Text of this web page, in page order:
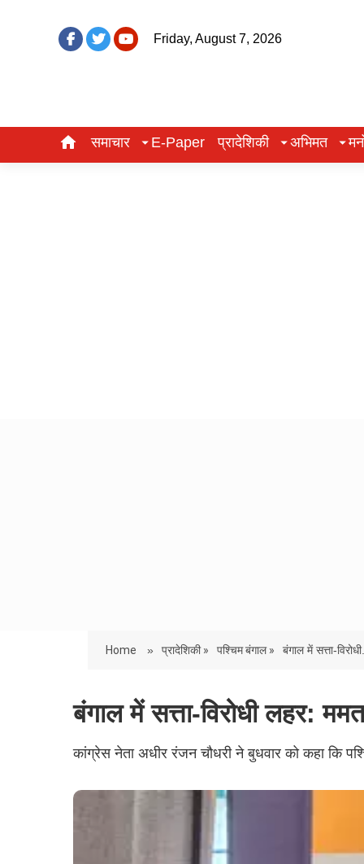
Friday, August 7, 2026
समाचार E-Paper प्रादेशिकी अभिमत
Home » प्रादेशिकी » पश्चिम बंगाल » बंगाल में सत्ता-
बंगाल में सत्ता-विरोधी लहर:
कांग्रेस नेता अधीर रंजन चौधरी ने बुधवार को कहा कि